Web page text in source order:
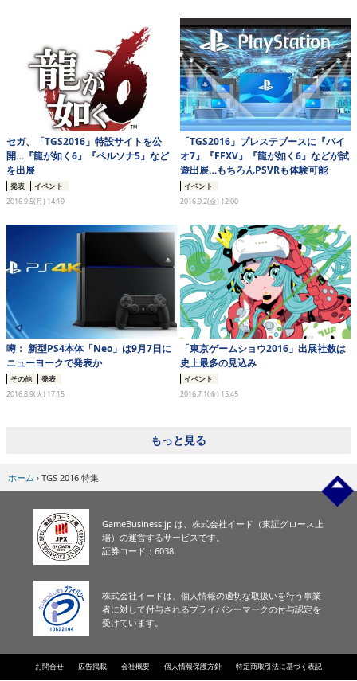
セガ、「TGS2016」特設サイトを公
開…『龍が如く6』『ペルソナ5』など
を出展
発表
イベント
2016.9.5(月) 14:19
「TGS2016」プレステブースに『バイ
オ7』『FFXV』『龍が如く6』などが試
遊出展…もちろんPSVRも体験可能
イベント
2016.9.2(金) 12:00
噂： 新型PS4本体「Neo」は9月7日に
ニューヨークで発表か
その他
発表
2016.8.9(火) 17:15
「東京ゲームショウ2016」出展社数は
史上最多の見込み
イベント
2016.7.1(金) 15:45
もっと見る
ホーム › TGS 2016 特集
GameBusiness.jp は、株式会社イード（東証グロース上
場）の運営するサービスです。
証券コード：6038
株式会社イードは、個人情報の適切な取扱いを行う事業
者に対して付与されるプライバシーマークの付与認定を
受けています。
お問合せ 広告掲載 会社概要 個人情報保護方針 特定商取引法に基づく表記